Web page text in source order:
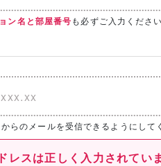
ン名と部屋番号も必ずご入力くださ
らのメールを受信できるようにして
レスは正しく入力されてい